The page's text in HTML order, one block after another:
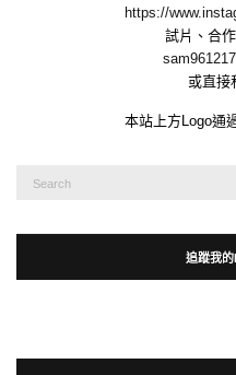
https://
試片、合
或直接
本站上方Logo通
Search
追蹤我的